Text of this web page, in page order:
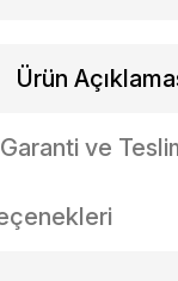
Ürün
Garanti ve